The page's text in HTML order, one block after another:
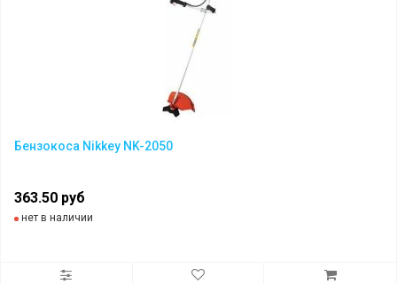
Бензокоса Nikkey NK-2050
363.50 руб
нет в наличии